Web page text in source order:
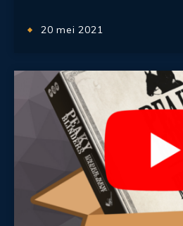
20 mei 2021